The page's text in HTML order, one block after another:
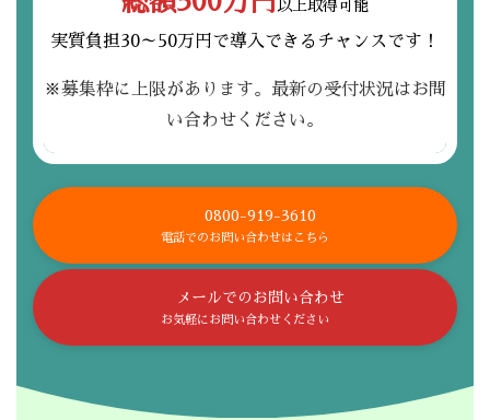
以上取得可能
実質負担30～50万円で導入できるチャンスです！
※募集枠に上限があります。最新の受付状況はお問
い合わせください。
0800-919-3610
電話でのお問い合わせはこちら
メールでのお問い合わせ
お気軽にお問い合わせください